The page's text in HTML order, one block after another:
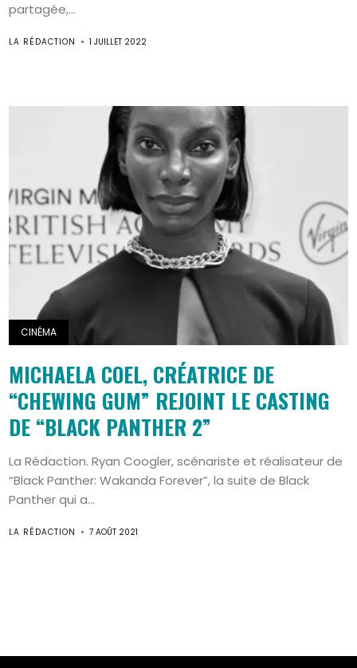
partagée,...
LA RÉDACTION 1 JUILLET 2022
CINÉMA
MICHAELA COEL, CRÉATRICE DE
“CHEWING GUM” REJOINT LE CASTING
DE “BLACK PANTHER 2”
La Rédaction. Ryan Coogler, scénariste et réalisateur de
“Black Panther: Wakanda Forever”, la suite de Black
Panther qui a...
LA RÉDACTION 7 AOÛT 2021